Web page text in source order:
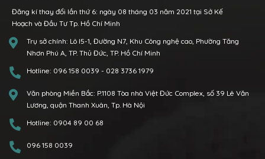
Đăng kí thay đổi lần thứ 6: ngày 08 tháng 03 năm 2021 tại Sở Kế
Hoạch và Đầu Tư Tp. Hồ Chí Minh
Trụ sở chính: Lô I5-1, Đường N7, Khu Công nghệ cao, Phường Tăng
Nhơn Phú A, TP. Thủ Đức, TP. Hồ Chí Minh
Hotline: 096 158 0039 - 028 3736 1979
Văn phòng Miền Bắc: P.1108 Tòa nhà Việt Đức Complex, số 39 Lê Văn
Lương, quận Thanh Xuân, Tp. Hà Nội
Hotline: 0904 89 00 68
096 158 0039